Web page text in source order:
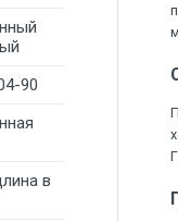
90
в